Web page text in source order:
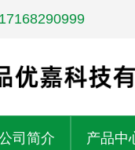
司简介 产品中